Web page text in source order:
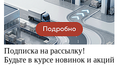
Подписка на рассылку!
Будьте в курсе новинок и акций